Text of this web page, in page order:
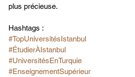
plus précieuse.
Hashtags :
#TopUniversitésIstanbul
#ÉtudierÀIstanbul
#UniversitésEnTurquie
#EnseignementSupérieur